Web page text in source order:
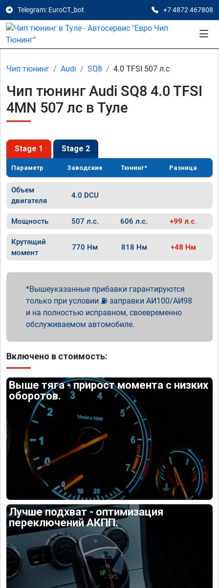
Telegram: EuroCT_bot +7 4872 467808
Чип тюнинг Audi SQ8 4.0 TFSI 507 л.с
Чип тюнинг Audi SQ8 4.0 TFSI
4MN 507 лс в Туле
Stage 1 Stage 2
Параметр Заводские Тюнинг* Разница
Объем
двигателя
4.0 DCU
Мощность 507 л.с. 606 л.с. +99 л.с.
Крутящий
момент
770 Нм 818 Нм +48 Нм
Вышеуказанные прибавки гарантируются
только при условии ⛽ заправки АИ100/АИ98
и на полностью исправном, своевременно
обслуживаемом автомобиле.
Включено в стоимость:
Выше тяга - прирост момента с низких
оборотов.
Лучше подхват - оптимизация
переключений АКПП.